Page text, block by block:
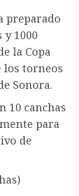
preparado
1000
la Copa
los torneos
Sonora.
10 canchas
para
de